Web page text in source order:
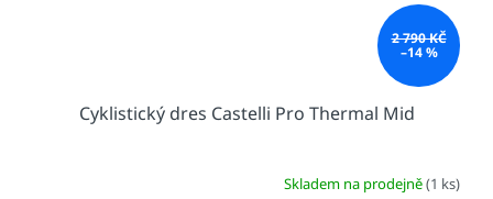
2 790 KČ
–14 %
Cyklistický dres Castelli Pro Thermal Mid
Skladem na prodejně(1 ks)